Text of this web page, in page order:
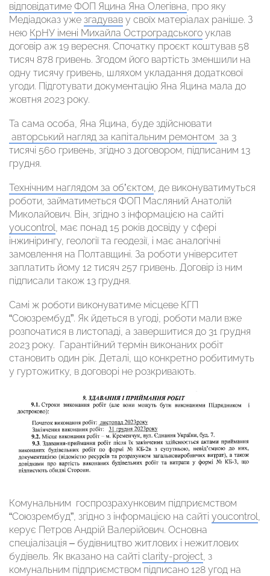
відповідатиме ФОП Яцина Яна Олегівна, про яку
Медіадоказ уже згадував у своїх матеріалах раніше. З
нею КрНУ імені Михайла Остроградського уклав
договір аж 19 вересня. Спочатку проєкт коштував 58
тисяч 878 гривень. Згодом його вартість зменшили на
одну тисячу гривень, шляхом укладання додаткової
угоди. Підготувати документацію Яна Яцина мала до
жовтня 2023 року.
Та сама особа, Яна Яцина, буде здійснювати
авторський нагляд за капітальним ремонтом за 3
тисячі 560 гривень, згідно з договором, підписаним 13
грудня.
Технічним наглядом за об’єктом, де виконуватимуться
роботи, займатиметься ФОП Масляний Анатолій
Миколайович. Він, згідно з інформацією на сайті
youcontrol, має понад 15 років досвіду у сфері
інжинірингу, геології та геодезії, і має аналогічні
замовлення на Полтавщині. За роботи університет
заплатить йому 12 тисяч 257 гривень. Договір із ним
підписали також 13 грудня.
Самі ж роботи виконуватиме місцеве КГП
“Союзрембуд”. Як йдеться в угоді, роботи мали вже
розпочатися в листопаді, а завершитися до 31 грудня
2023 року. Гарантійний термін виконаних робіт
становить один рік. Деталі, що конкретно робитимуть
у гуртожитку, в договорі не розкривають.
Комунальним госпрозрахунковим підприємством
“Союзрембуд”, згідно з інформацією на сайті youcontrol
керує Петров Андрій Валерійович. Основна
спеціалізація – будівництво житлових і нежитлових
будівель. Як вказано на сайті clarity-project , з
комунальним підприємством підписано 128 угод на